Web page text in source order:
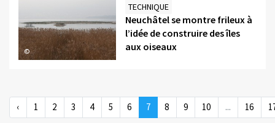
©
TECHNIQUE
Neuchâtel se montre frileux à
l’idée de construire des îles
aux oiseaux
‹ 1 2 3 4 5 6 7 8 9 10 ... 16